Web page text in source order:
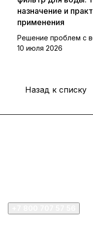
назначение и
применения
Решение проблем с
10 июля 2026
Назад к списку